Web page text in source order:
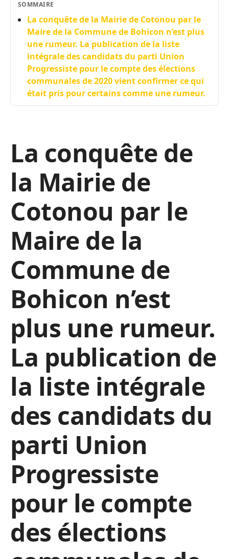
SOMMAIRE
La conquête de la Mairie de Cotonou par le
Maire de la Commune de Bohicon n’est plus
une rumeur. La publication de la liste
intégrale des candidats du parti Union
Progressiste pour le compte des élections
communales de 2020 vient confirmer ce qui
était pris pour certains comme une rumeur.
La conquête de
la Mairie de
Cotonou par le
Maire de la
Commune de
Bohicon n’est
plus une rumeur.
La publication de
la liste intégrale
des candidats du
parti Union
Progressiste
pour le compte
des élections